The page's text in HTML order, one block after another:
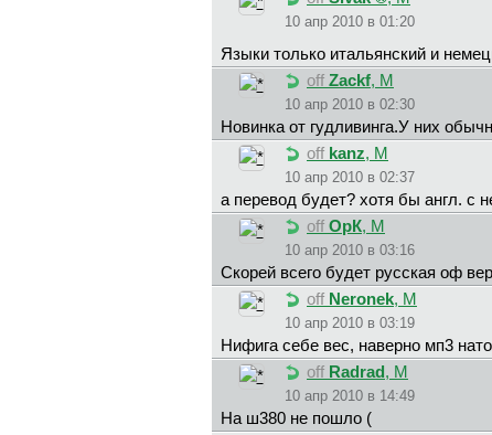
10 апр 2010 в 01:20
Языки только итальянский и
off Zackf, М
10 апр 2010 в 02:30
Новинка от гудливинга.У них
off kanz, М
10 апр 2010 в 02:37
а перевод будет? хотя бы англ. с
off ОрК, М
10 апр 2010 в 03:16
Скорей всего будет русская оф
off Neronek, М
10 апр 2010 в 03:19
Нифига себе вес, наверно мп3
off Radrad , М
10 апр 2010 в 14:49
На ш380 не пошло (